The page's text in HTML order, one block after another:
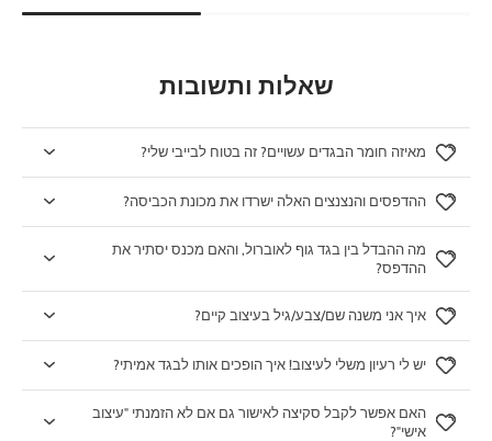
שאלות ותשובות
מאיזה חומר הבגדים עשויים? זה בטוח לבייבי שלי?
ההדפסים והנצנצים האלה ישרדו את מכונת הכביסה?
מה ההבדל בין בגד גוף לאוברול, והאם מכנס יסתיר את
ההדפס?
איך אני משנה שם/צבע/גיל בעיצוב קיים?
יש לי רעיון משלי לעיצוב! איך הופכים אותו לבגד אמיתי?
האם אפשר לקבל סקיצה לאישור גם אם לא הזמנתי "עיצוב
אישי"?